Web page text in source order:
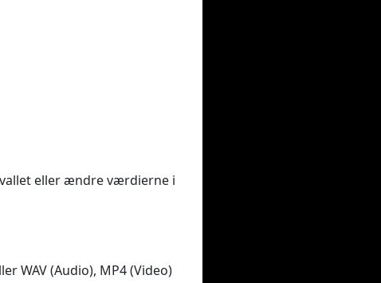
eller ændre værdierne i
WAV (Audio), MP4 (Video)